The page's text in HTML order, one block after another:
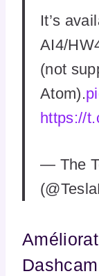
It’s
AI4/
(not
Atom).
https://
— The
Dashcam